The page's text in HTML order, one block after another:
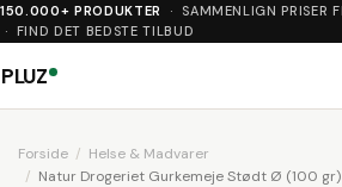
150.000+ PRODUKTER
· SAMMENLIGN PRISER
· FIND DET BEDSTE TILBUD
PLUZ
Forside
Helse & Madvarer
Natur Drogeriet Gurkemeje Stødt Ø (100 gr)